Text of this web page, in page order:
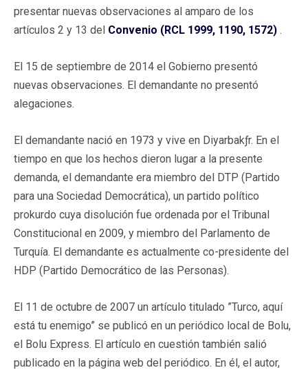
presentar nuevas observaciones al amparo de los
artículos 2 y 13 del Convenio (RCL 1999, 1190, 1572) .
El 15 de septiembre de 2014 el Gobierno presentó
nuevas observaciones. El demandante no presentó
alegaciones.
El demandante nació en 1973 y vive en Diyarbakƒr. En el
tiempo en que los hechos dieron lugar a la presente
demanda, el demandante era miembro del DTP (Partido
para una Sociedad Democrática), un partido político
prokurdo cuya disolución fue ordenada por el Tribunal
Constitucional en 2009, y miembro del Parlamento de
Turquía. El demandante es actualmente co-presidente del
HDP (Partido Democrático de las Personas).
El 11 de octubre de 2007 un artículo titulado ”Turco, aquí
está tu enemigo” se publicó en un periódico local de Bolu,
el Bolu Express. El artículo en cuestión también salió
publicado en la página web del periódico. En él, el autor,